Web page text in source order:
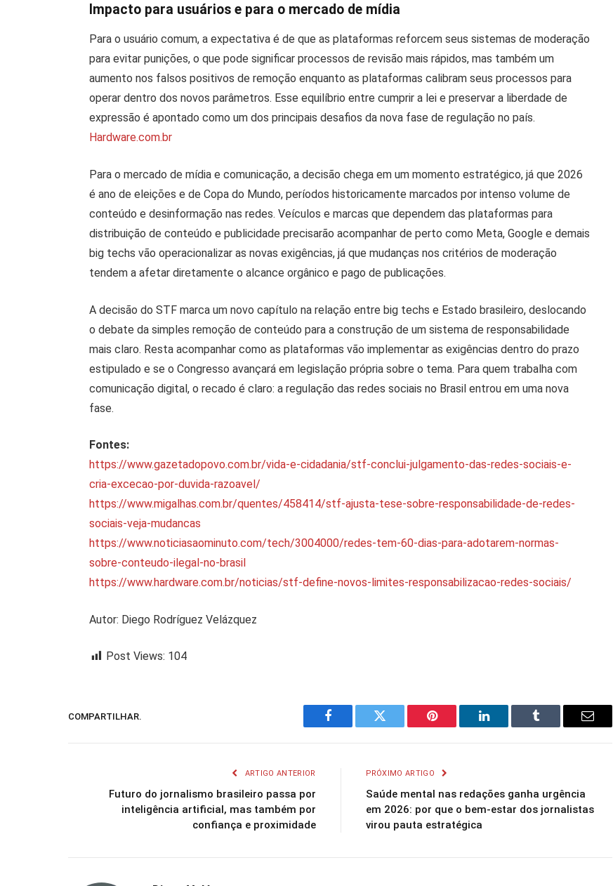
Impacto para usuários e para o mercado de mídia
Para o usuário comum, a expectativa é de que as plataformas reforcem seus sistemas de moderação
para evitar punições, o que pode significar processos de revisão mais rápidos, mas também um
aumento nos falsos positivos de remoção enquanto as plataformas calibram seus processos para
operar dentro dos novos parâmetros. Esse equilíbrio entre cumprir a lei e preservar a liberdade de
expressão é apontado como um dos principais desafios da nova fase de regulação no país.
Hardware.com.br
Para o mercado de mídia e comunicação, a decisão chega em um momento estratégico, já que 2026
é ano de eleições e de Copa do Mundo, períodos historicamente marcados por intenso volume de
conteúdo e desinformação nas redes. Veículos e marcas que dependem das plataformas para
distribuição de conteúdo e publicidade precisarão acompanhar de perto como Meta, Google e demais
big techs vão operacionalizar as novas exigências, já que mudanças nos critérios de moderação
tendem a afetar diretamente o alcance orgânico e pago de publicações.
A decisão do STF marca um novo capítulo na relação entre big techs e Estado brasileiro, deslocando
o debate da simples remoção de conteúdo para a construção de um sistema de responsabilidade
mais claro. Resta acompanhar como as plataformas vão implementar as exigências dentro do prazo
estipulado e se o Congresso avançará em legislação própria sobre o tema. Para quem trabalha com
comunicação digital, o recado é claro: a regulação das redes sociais no Brasil entrou em uma nova
fase.
Fontes:
https://www.gazetadopovo.com.br/vida-e-cidadania/stf-conclui-julgamento-das-redes-sociais-e-
cria-excecao-por-duvida-razoavel/
https://www.migalhas.com.br/quentes/458414/stf-ajusta-tese-sobre-responsabilidade-de-redes-
sociais-veja-mudancas
https://www.noticiasaominuto.com/tech/3004000/redes-tem-60-dias-para-adotarem-normas-
sobre-conteudo-ilegal-no-brasil
https://www.hardware.com.br/noticias/stf-define-novos-limites-responsabilizacao-redes-sociais/
Autor: Diego Rodríguez Velázquez
Post Views: 104
COMPARTILHAR.
Facebook Twitter Pinterest LinkedIn Tumblr Email
ARTIGO ANTERIOR
Futuro do jornalismo brasileiro passa por
inteligência artificial, mas também por
confiança e proximidade
PRÓXIMO ARTIGO
Saúde mental nas redações ganha urgência
em 2026: por que o bem-estar dos jornalistas
virou pauta estratégica